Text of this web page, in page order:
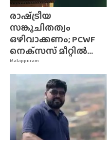
Malappuram
രാഷ്‌ട്രീയ
സങ്കുചിതത്വം
ഒഴിവാക്കണം; PCWF
നെക്‌സസ്‌ മീറ്റിൽ...